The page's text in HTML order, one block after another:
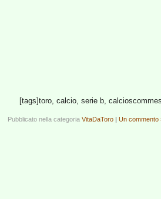
[tags]toro, calcio, serie b,
Pubblicato nella categoria VitaDaToro | Un commento